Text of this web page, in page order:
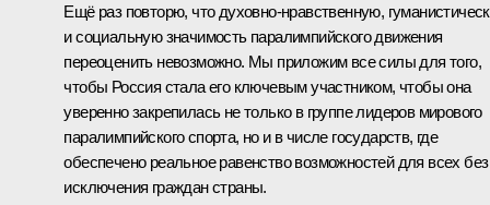
Ещё раз повторю, что духовно-нравственную,
и социальную значимость паралимпийского движения
переоценить невозможно. Мы приложим все силы для того,
чтобы Россия стала его ключевым участником, чтобы она
уверенно закрепилась не только в группе лидеров мирового
паралимпийского спорта, но и в числе государств, где
обеспечено реальное равенство возможностей для всех без
исключения граждан страны.